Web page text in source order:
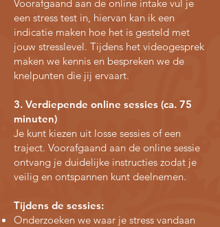
Voorafgaand aan de online intake vul je
een stress test in, hiervan kan ik een
indicatie maken hoe het is gesteld met
jouw stresslevel. Tijdens het videogesprek
maken we kennis en bespreken we de
knelpunten die jij ervaart.
3. Verdiepende online sessies (ca. 75
minuten)
Je kunt kiezen uit losse sessies of een
traject. Voorafgaand aan de online sessie
ontvang je duidelijke instructies zodat je
veilig en ontspannen kunt deelnemen.
Tijdens de sessies:
Onderzoeken we waar je stress vandaan